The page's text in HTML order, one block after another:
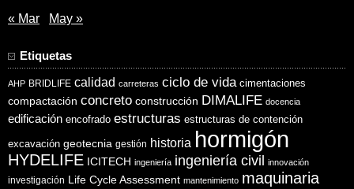
« Mar May »
Etiquetas
AHP BRIDLIFE calidad carreteras ciclo de vida cimentaciones
compactación concreto construcción DIMALIFE docencia
edificación encofrado estructuras estructuras de contención
excavación geotecnia gestión historia hormigón
HYDELIFE ICITECH ingeniería ingeniería civil innovación
investigación Life Cycle Assessment mantenimiento maquinaria